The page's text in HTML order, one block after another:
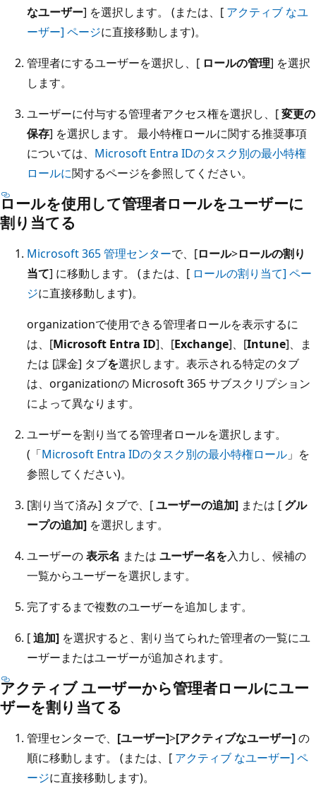
なユーザー] を選択します。 (または、[ アクティブ なユ
ーザー] ページに直接移動します)。
管理者にするユーザーを選択し、[ ロールの管理] を選択
します。
ユーザーに付与する管理者アクセス権を選択し、[変更の
保存] を選択します。 最小特権ロールに関する推奨事項
については、 Microsoft Entra IDのタスク別の最小特権
ロールに関するページを参照してください。
ロールを使用して管理者ロールをユーザーに
割り当てる
Microsoft 365 管理センターで、[ロール>ロールの割り
当て] に移動します。 (または、[ ロールの割り当て] ペー
ジに直接移動します)。
organizationで使用できる管理者ロールを表示するに
は、[Microsoft Entra ID]、[Exchange]、[Intune]、ま
たは [課金] タブを選択します。表示される特定のタブ
は、organizationの Microsoft 365 サブスクリプション
によって異なります。
ユーザーを割り当てる管理者ロールを選択します。
(「Microsoft Entra IDのタスク別の最小特権ロール 」を
参照してください)。
[割り当て済み] タブで、[ユーザーの追加] または [ グル
ープの追加] を選択します。
ユーザーの表示名 または ユーザー名を入力し、候補の
一覧からユーザーを選択します。
完了するまで複数のユーザーを追加します。
[追加] を選択すると、割り当てられた管理者の一覧にユ
ーザーまたはユーザーが追加されます。
アクティブ ユーザーから管理者ロールにユー
ザーを割り当てる
管理センターで、 [ユーザー]>[アクティブなユーザー]の
順に移動します。 (または、[ アクティブ なユーザー] ペ
ージに直接移動します)。